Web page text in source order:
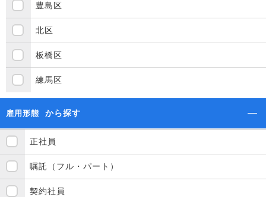
豊島区
北区
板橋区
練馬区
雇用形態 から探す
正社員
嘱託（フル・パート）
契約社員